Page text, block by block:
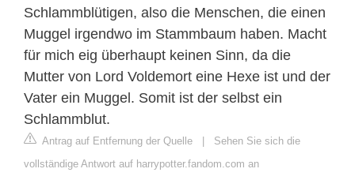
Schlammblütigen, also die Menschen, die einen
Muggel irgendwo im Stammbaum haben. Macht
für mich eig überhaupt keinen Sinn, da die
Mutter von Lord Voldemort eine Hexe ist und der
Vater ein Muggel. Somit ist der selbst ein
Schlammblut.
Antrag auf Entfernung der Quelle | Sehen Sie sich die
vollständige Antwort auf harrypotter.fandom.com an